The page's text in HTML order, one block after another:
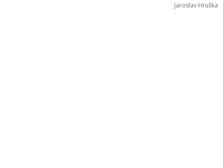
Jaroslav Hruška